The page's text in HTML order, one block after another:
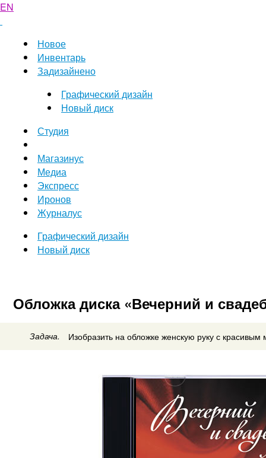
EN
Новое
Инвентарь
Задизайнено
Графический дизайн
Новый диск
Студия
Магазинус
Медиа
Экспресс
Иронов
Журналус
Графический дизайн
Новый диск
Обложка диска «Вечерний и
Задача. Изобразить на обложке женскую руку с